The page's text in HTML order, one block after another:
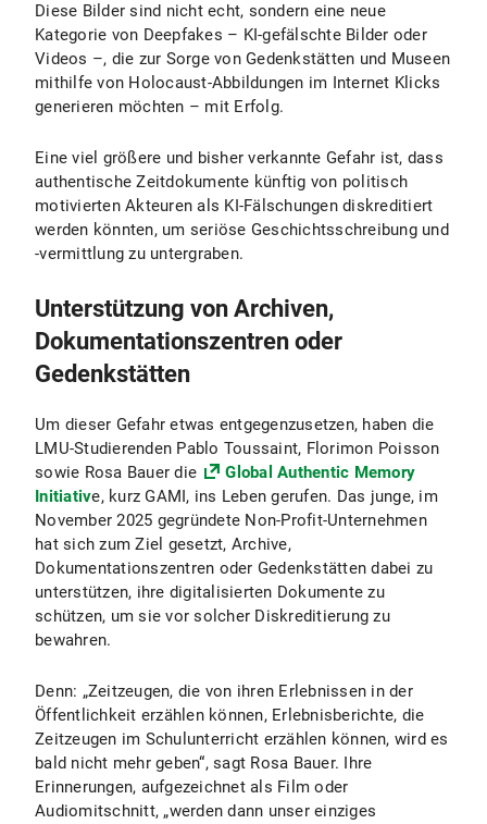
Diese Bilder sind nicht echt, sondern eine neue
Kategorie von Deepfakes – KI-gefälschte Bilder oder
Videos –, die zur Sorge von Gedenkstätten und Museen
mithilfe von Holocaust-Abbildungen im Internet Klicks
generieren möchten – mit Erfolg.
Eine viel größere und bisher verkannte Gefahr ist, dass
authentische Zeitdokumente künftig von politisch
motivierten Akteuren als KI-Fälschungen diskreditiert
werden könnten, um seriöse Geschichtsschreibung und
-vermittlung zu untergraben.
Unterstützung von Archiven,
Dokumentationszentren oder
Gedenkstätten
Um dieser Gefahr etwas entgegenzusetzen, haben die
LMU-Studierenden Pablo Toussaint, Florimon Poisson
sowie Rosa Bauer die
Global Authentic Memory
Initiative, kurz GAMI, ins Leben gerufen. Das junge, im
November 2025 gegründete Non-Profit-Unternehmen
hat sich zum Ziel gesetzt, Archive,
Dokumentationszentren oder Gedenkstätten dabei zu
unterstützen, ihre digitalisierten Dokumente zu
schützen, um sie vor solcher Diskreditierung zu
bewahren.
Denn: „Zeitzeugen, die von ihren Erlebnissen in der
Öffentlichkeit erzählen können, Erlebnisberichte, die
Zeitzeugen im Schulunterricht erzählen können, wird es
bald nicht mehr geben“, sagt Rosa Bauer. Ihre
Erinnerungen, aufgezeichnet als Film oder
Audiomitschnitt, „werden dann unser einziges